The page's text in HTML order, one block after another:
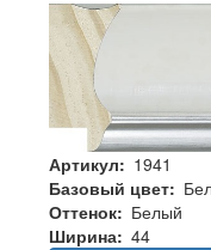
Артикул
1941
Базовый цвет
Оттенок
Белый
Ширина
44